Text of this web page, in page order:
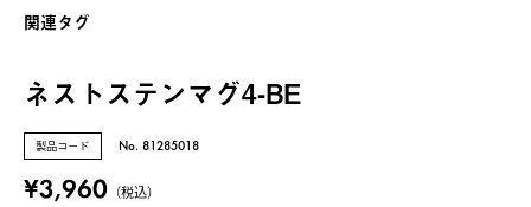
関連タグ
ネストステンマグ4-BE
製品コード No. 81285018
¥3,960 （税込）